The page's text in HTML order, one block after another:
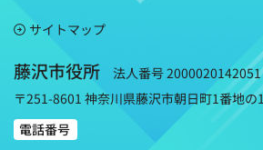
サイトマップ
藤沢市役所
法人番号 2000020142051
〒251-8601 神奈川県藤沢市朝日町1番地の1
電話番号